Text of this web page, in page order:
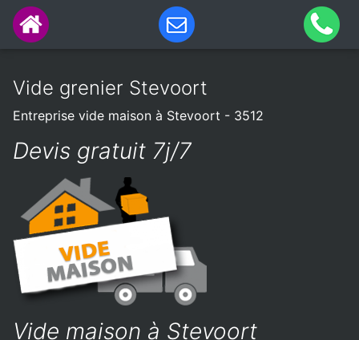
Vide grenier Stevoort
Entreprise vide maison à Stevoort - 3512
Devis gratuit 7j/7
Vide maison à Stevoort